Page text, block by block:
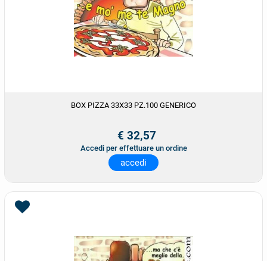
BOX PIZZA 33X33 PZ.100 GENERICO
€ 32,57
Accedi per effettuare un ordine
accedi